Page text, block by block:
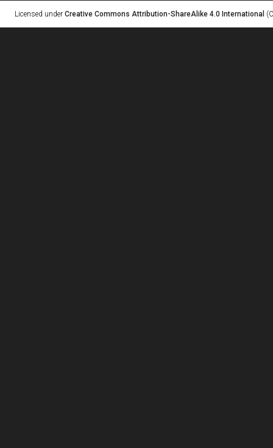
Licensed under Creative Commons Attribution-ShareAlike 4.0 International